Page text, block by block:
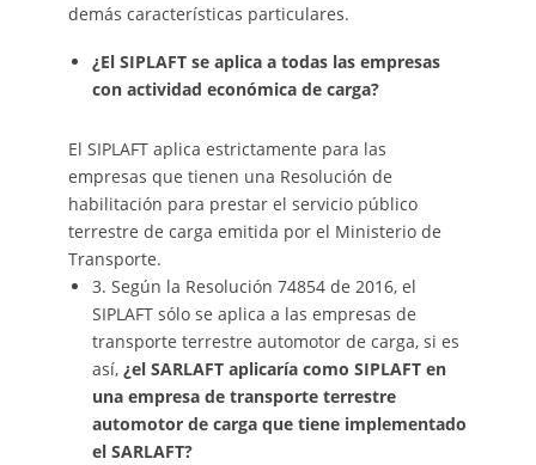
demás características particulares.
¿El SIPLAFT se aplica a todas las empresas
con actividad económica de carga?
El SIPLAFT aplica estrictamente para las
empresas que tienen una Resolución de
habilitación para prestar el servicio público
terrestre de carga emitida por el Ministerio de
Transporte.
3. Según la Resolución 74854 de 2016, el
SIPLAFT sólo se aplica a las empresas de
transporte terrestre automotor de carga, si es
así, ¿el SARLAFT aplicaría como SIPLAFT en
una empresa de transporte terrestre
automotor de carga que tiene implementado
el SARLAFT?